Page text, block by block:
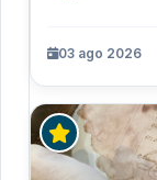
03 ago 2026